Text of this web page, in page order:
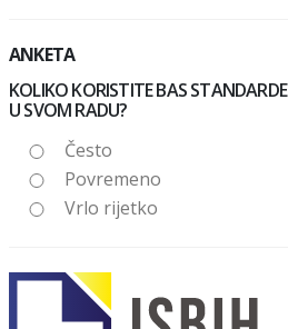
ANKETA
KOLIKO KORISTITE BAS STANDARDE
U SVOM RADU?
Često
Povremeno
Vrlo rijetko